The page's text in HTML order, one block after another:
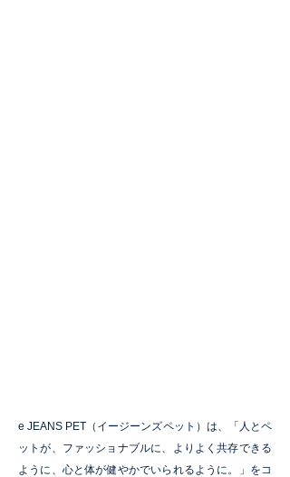
e JEANS PET（イージーンズペット）は、「人とペ
ットが、ファッショナブルに、よりよく共存できる
ように、心と体が健やかでいられるように。」をコ